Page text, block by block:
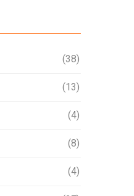
(38)
(13)
(4)
(8)
(4)